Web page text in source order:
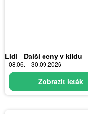
Lidl - Další ceny v klidu
08.06. – 30.09.2026
Zobrazit leták